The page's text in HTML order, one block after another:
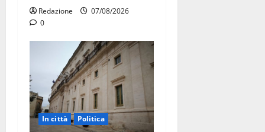
Redazione
07/08/2026
0
In città Politica